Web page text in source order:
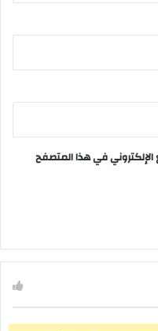
في هذا المتصفح